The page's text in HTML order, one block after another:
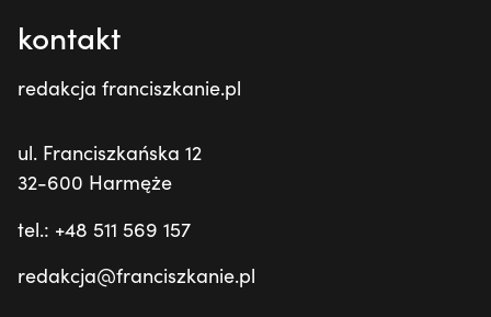
kontakt
redakcja franciszkanie.pl
ul. Franciszkańska 12
32-600 Harmęże
tel.: +48 511 569 157
redakcja@franciszkanie.pl